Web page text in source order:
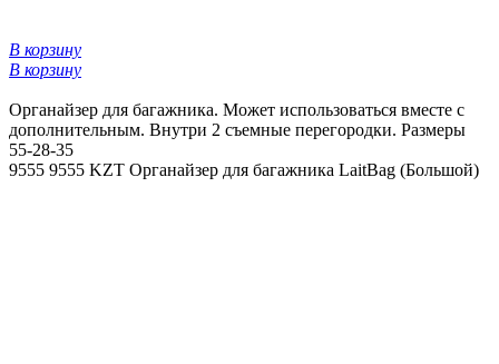
В корзину
В корзину
Органайзер для багажника. Может использоваться вместе с
дополнительным. Внутри 2 съемные перегородки. Размеры
55-28-35
9555 9555 KZT Органайзер для багажника LaitBag (Большой)